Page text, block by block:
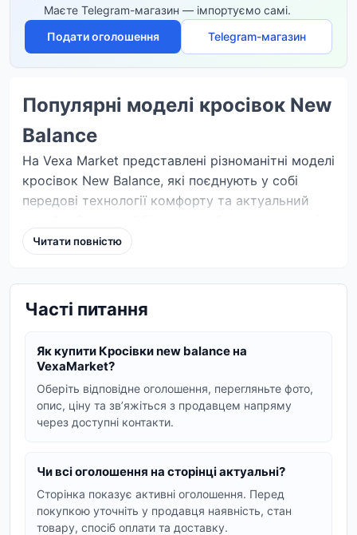
Маєте Telegram-магазин — імпортуємо самі.
Подати оголошення
Telegram-магазин
Популярні моделі кросівок New
Balance
На Vexa Market представлені різноманітні моделі
кросівок New Balance, які поєднують у собі
передові технології комфорту та актуальний
варто виділити серію
своєю легкістю та ретро-естетикою, а також
класики та повсякденного стилю чудово
підійдуть моделіNew Balance 327
Як обрати ідеальну пару New Balance
При підборі взуття важливо враховувати не
тільки зовнішній вигляд, а й призначення моделі.
У каталозі ви знайдете як повсякденні варіанти,
1906абоFresh Foam Arishi. Щоб покупка була
вдалою, рекомендуємо звертати увагу на
наступні параметри:
Читати повністю
Часті питання
Як купити Кросівки new balance на
VexaMarket?
Оберіть відповідне оголошення, перегляньте фото,
опис, ціну та звʼяжіться з продавцем напряму
через доступні контакти.
Чи всі оголошення на сторінці актуальні?
Сторінка показує активні оголошення. Перед
покупкою уточніть у продавця наявність, стан
товару, спосіб оплати та доставку.